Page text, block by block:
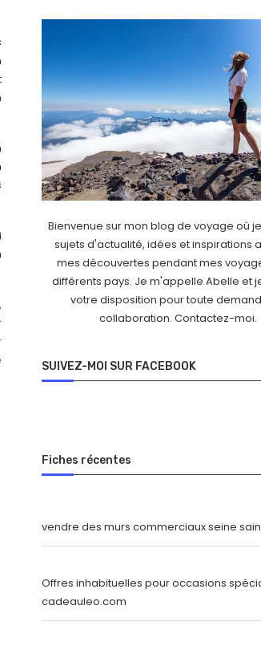
Bienvenue sur mon blog de voyage où
sujets d'actualité, idées et inspirations
mes découvertes pendant mes
différents pays. Je m'appelle Abelle et
votre disposition pour toute
collaboration. Contactez-moi.
SUIVEZ-MOI SUR FACEBOOK
Fiches récentes
vendre des murs commerciaux seine
Offres inhabituelles pour occasions
cadeauleo.com